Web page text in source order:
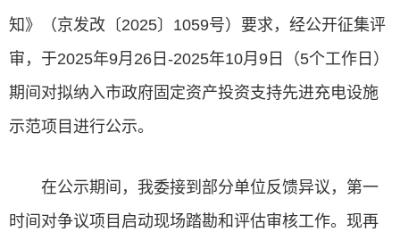
知》（京发改〔2025〕1059号）要求，经公开征集评
审，于2025年9月26日-2025年10月9日（5个工作日）
期间对拟纳入市政府固定资产投资支持先进充电设施
示范项目进行公示。
在公示期间，我委接到部分单位反馈异议，第一
时间对争议项目启动现场踏勘和评估审核工作。现再